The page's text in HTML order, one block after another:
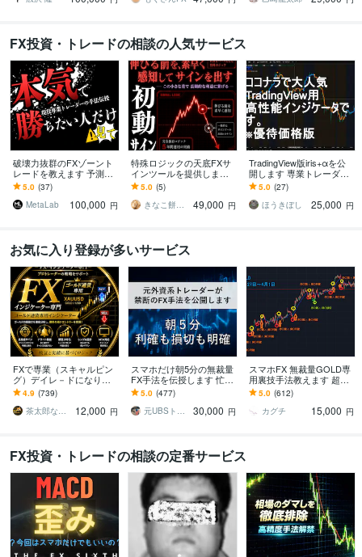
FX投資・トレードの相談の人気サービス
破壊力抜群のFXゾーント
レードを教えます 予測は
必要ない。一度身につけ
たら一生物の投機スキ
ル。
5.0 (37)
MetaLab
100,000 円
特殊ロジックの天底FXサ
インツールを提供します 1
分足で1日20回以上のシグ
ナル！特殊ロジック搭
載！
5.0 (5)
きなこ餅トレーダー
49,000 円
TradingView版iris+αを公
開します 専業トレーダー
が使ってきた手法をTradin
gViewで！
5.0 (27)
ほうきぼし
25,000 円
お気に入り登録が多いサービス
FXで専業（スキャルピン
グ）デイレ－ドになりま
す ゴ－ルド通貨 期間限
定価格 12000円
4.9 (739)
茶太郎なのだ
12,000 円
スマホだけ朝5分の無裁量
FX手法を伝授します 忙し
い朝でも迷わない。利確
損切まで決めた固定ルー
ル
5.0 (477)
元UBSトレーダー
30,000 円
スマホFX 無裁量GOLD専
用裏技手法教えます 超人
気手法が5年目突入神セー
ル→残り1名
5.0 (612)
カグチ
15,000 円
FX投資・トレードの相談の定番サービス